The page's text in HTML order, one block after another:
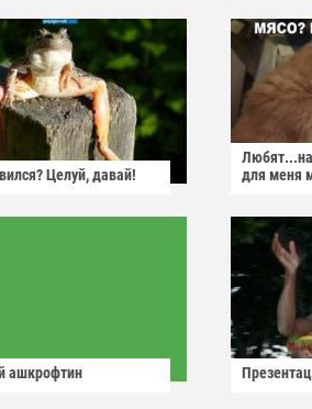
Целуй, давай!
для меня
ашкрофтин